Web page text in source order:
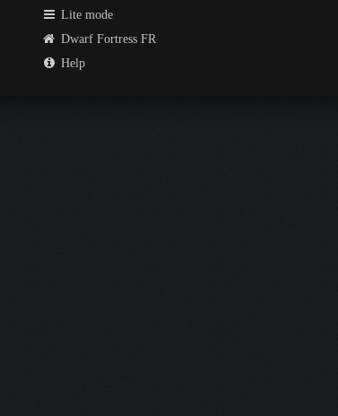
Lite mode
Dwarf Fortress FR
Help